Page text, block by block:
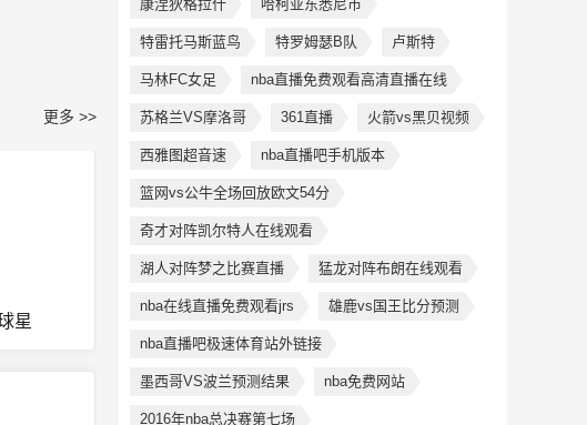
更多 >>
星
康涅狄格拉什 哈柯亚东悉尼市
特雷托马斯蓝鸟 特罗姆瑟B队 卢斯特
马林FC女足 nba直播免费观看高清直播在线
苏格兰VS摩洛哥 361直播 火箭vs黑贝视频
西雅图超音速 nba直播吧手机版本
篮网vs公牛全场回放欧文54分
奇才对阵凯尔特人在线观看
湖人对阵梦之比赛直播 猛龙对阵布朗在线观看
nba在线直播免费观看jrs 雄鹿vs国王比分预测
nba直播吧极速体育站外链接
墨西哥VS波兰预测结果 nba免费网站
2016年nba总决赛第七场